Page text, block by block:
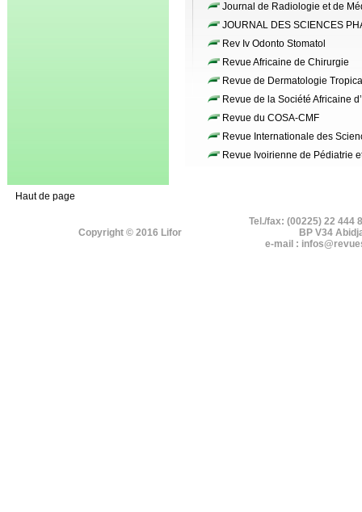
Journal de Radiologie et de
JOURNAL DES SCIENCES
Rev Iv Odonto Stomatol
Revue Africaine de Chirurgie
Revue de Dermatologie
Revue de la Société Africaine
Revue du COSA-CMF
Revue Internationale des
Revue Ivoirienne de Pédiatrie
Haut de page
Copyright © 2016 Lifor
Tel./fax: (00225) 22 444
BP V34
e-mail :